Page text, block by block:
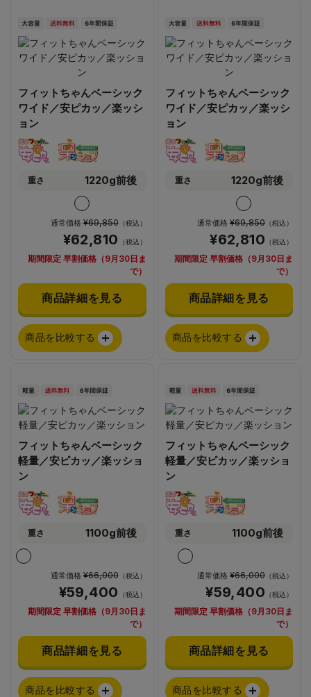
フィットちゃんベーシック
ワイド／安ピカッ／楽ッシ
ョン
重さ 1220g前後
通常価格¥69,850（税込）
¥62,810 （税込）
期間限定 早割価格（9月30日ま
で）
商品詳細を見る
商品を比較する
フィットちゃんベーシック
ワイド／安ピカッ／楽ッシ
ョン
重さ 1220g前後
通常価格 ¥69,850 （税込）
¥62,810 （税込）
期間限定 早割価格（9月30日ま
で）
商品詳細を見る
商品を比較する
フィットちゃんベーシック
軽量／安ピカッ／楽ッショ
ン
重さ 1100g前後
通常価格¥66,000（税込）
¥59,400 （税込）
期間限定 早割価格（9月30日ま
で）
商品詳細を見る
商品を比較する
フィットちゃんベーシック
軽量／安ピカッ／楽ッショ
ン
重さ 1100g前後
通常価格 ¥66,000 （税込）
¥59,400 （税込）
期間限定 早割価格（9月30日ま
で）
商品詳細を見る
商品を比較する